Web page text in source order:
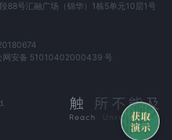
88号汇融广场（锦华）1栋5单元10层1号
网安备 51010402000439 号